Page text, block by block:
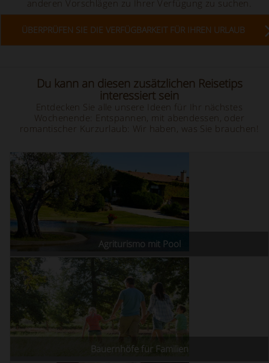
anderen Vorschlägen zu Ihrer Verfügung zu suchen.
ÜBERPRÜFEN SIE DIE VERFÜGBARKEIT FÜR IHREN URLAUB
Du kann an diesen zusätzlichen Reisetips
interessiert sein
Entdecken Sie alle unsere Ideen für Ihr nächstes
Wochenende: Entspannen, mit abendessen, oder
romantischer Kurzurlaub: Wir haben, was Sie brauchen!
Agriturismo mit Pool
Bauernhöfe für Familien